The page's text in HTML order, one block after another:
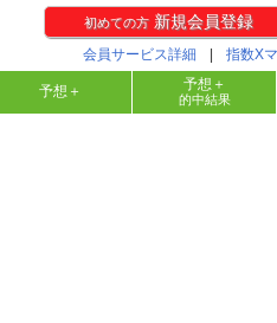
初めての方新規会員登録
会員サービス詳細 指数X
予想＋ 予想＋
的中結果